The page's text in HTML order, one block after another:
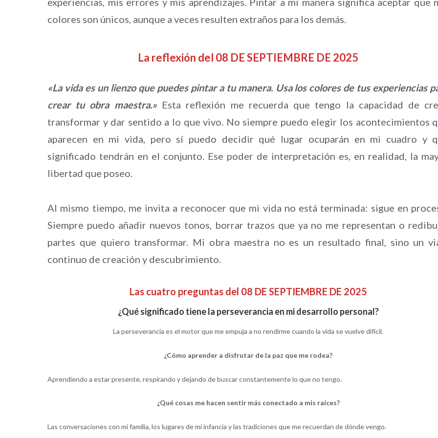
colores son únicos, aunque a veces resulten extraños para los demás.
La reflexión del 08 DE SEPTIEMBRE DE 2025
«La vida es un lienzo que puedes pintar a tu manera. Usa los colores de tus experiencias
crear tu obra maestra.»Esta reflexión me recuerda que tengo la capacidad de
transformar y dar sentido a lo que vivo. No siempre puedo elegir los acontecimientos
aparecen en mi vida, pero sí puedo decidir qué lugar ocuparán en mi cuadro y
significado tendrán en el conjunto. Ese poder de interpretación es, en realidad, la
libertad que poseo.
Al mismo tiempo, me invita a reconocer que mi vida no está terminada: sigue en
Siempre puedo añadir nuevos tonos, borrar trazos que ya no me representan o
partes que quiero transformar. Mi obra maestra no es un resultado final, sino un
continuo de creación y descubrimiento.
Las cuatro preguntas del 08 DE SEPTIEMBRE DE 2025
¿Qué significado tiene la perseverancia en mi desarrollo personal?
La perseverancia es el motor que me empuja a no rendirme cuando la vida se vuelve difícil.
¿Cómo aprender a disfrutar de la paz que me rodea?
Aprendiendo a estar presente, respirando y dejando de buscar constantemente lo que no tengo.
¿Qué cosas me hacen sentir más conectado a mis raíces?
Las conversaciones con mi familia, los lugares de mi infancia y las tradiciones que me recuerdan de dónde vengo.